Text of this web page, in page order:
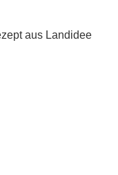
aus Landidee